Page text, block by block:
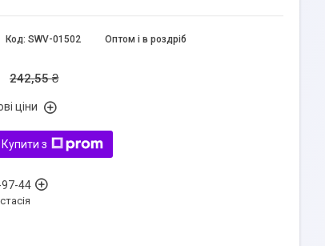
Оптом і в роздріб
Код: SWV-01502
242,55 ₴
ціни
Купити з
44